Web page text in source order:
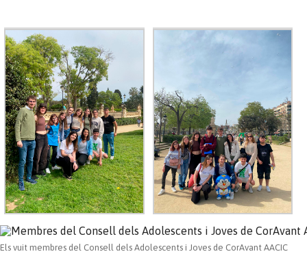
Els vuit membres del Consell dels Adolescents i Joves de CorAvant AACIC